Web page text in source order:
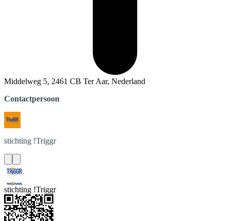
Middelweg 5, 2461 CB Ter Aar, Nederland
Contactpersoon
stichting !Triggr
stichting !Triggr